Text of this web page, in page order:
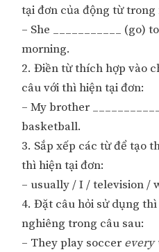
tại đơn của động từ trong
– She ___________ (go)
morning.
2. Điền từ thích hợp vào
câu với thì hiện tại đơn:
– My brother
basketball.
3. Sắp xếp các từ để tạo
thì hiện tại đơn:
– usually / I / television /
4. Đặt câu hỏi sử dụng
nghiêng trong câu sau:
– They play soccer every